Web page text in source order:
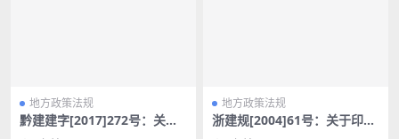
地方政策法规
黔建建字[2017]272号：关于
召开贵州省工程质量安全提升
地方政策法规
浙建规[2004]61号：关于印发
浙江省省级风景名胜区审查办